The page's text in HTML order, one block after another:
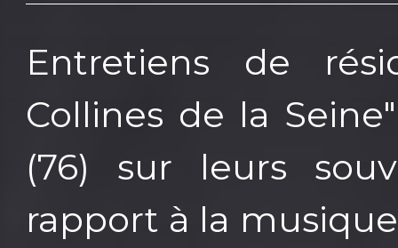
Entretiens de
Collines de la
(76) sur leurs
rapport à la